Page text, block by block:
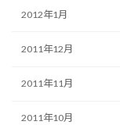
2012年1月
2011年12月
2011年11月
2011年10月